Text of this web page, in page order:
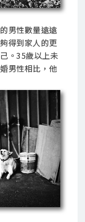
男性數量遠遠
得到家人的更
。35歲以上未
男性相比，他